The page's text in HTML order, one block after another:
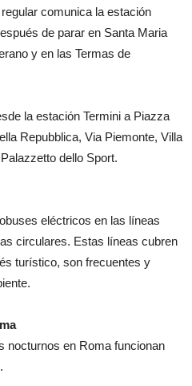
comunica la estación
de parar en Santa Maria
y en las Termas de
la estación Termini a Piazza
Repubblica, Via Piemonte, Villa
dello Sport.
eléctricos en las líneas
circulares. Estas líneas cubren
turístico, son frecuentes y
nocturnos en Roma funcionan